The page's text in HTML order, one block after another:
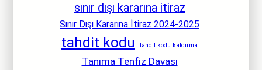
sınır dışı kararına itiraz
Sınır Dışı Kararına İtiraz 2024-2025
tahdit kodu tahdit kodu kaldırma
Tanıma Tenfiz Davası